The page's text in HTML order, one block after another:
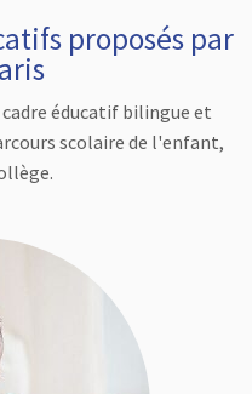
proposés par
éducatif bilingue et
scolaire de l'enfant,